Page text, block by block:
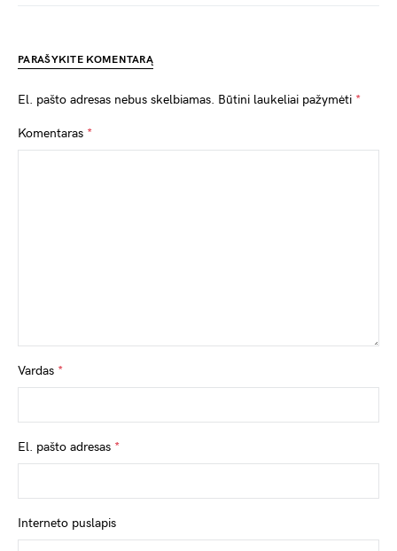
PARAŠYKITE KOMENTARĄ
El. pašto adresas nebus skelbiamas. Būtini laukeliai pažymėti *
Komentaras *
Vardas *
El. pašto adresas *
Interneto puslapis